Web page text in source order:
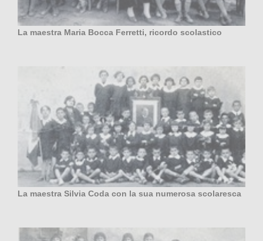
La maestra Maria Bocca Ferretti, ricordo scolastico
La maestra Silvia Coda con la sua numerosa scolaresca